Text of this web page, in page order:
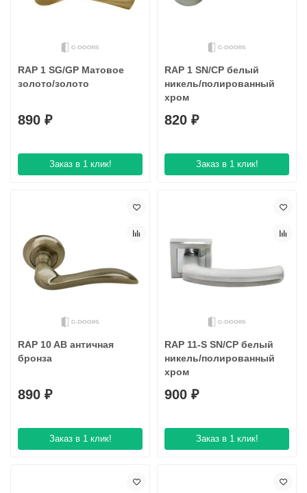
RAP 1 SG/GP Матовое
золото/золото
890 ₽
Заказ в 1 клик!
RAP 1 SN/CP белый
никель/полированный
хром
820 ₽
Заказ в 1 клик!
RAP 10 AB античная
бронза
890 ₽
Заказ в 1 клик!
RAP 11-S SN/CP белый
никель/полированный
хром
900 ₽
Заказ в 1 клик!